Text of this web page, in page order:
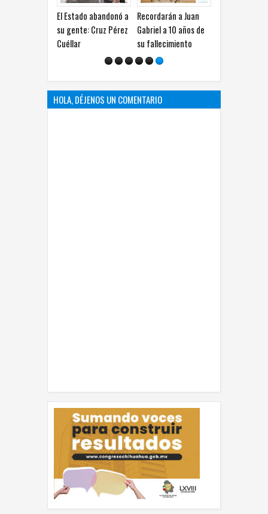
El Estado abandonó a
su gente: Cruz Pérez
Recordarán a Juan
Gabriel a 10 años de
su fallecimiento
Encabezó Municipio
de Juárez las
solicitudes de
HOLA, DÉJENOS UN COMENTARIO